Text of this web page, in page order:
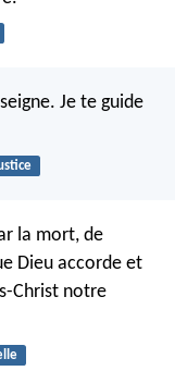
Je te guide
la mort, de
Dieu accorde et
Christ notre